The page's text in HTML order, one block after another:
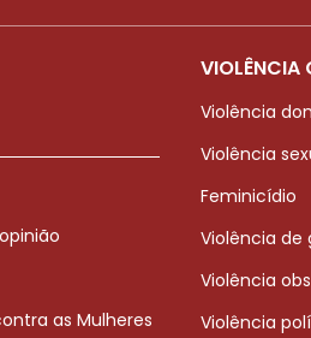
as Mulheres
VIOLÊNCIA
Violência
Violência
Feminicídio
Violência de
Violência
Violência